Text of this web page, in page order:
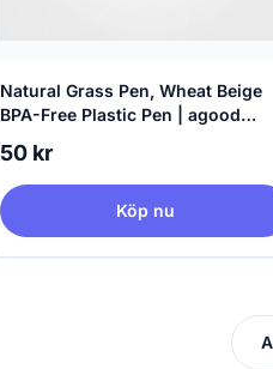
Natural Grass Pen, Wheat Beige
BPA-Free Plastic Pen | agood
50 kr
Köp nu